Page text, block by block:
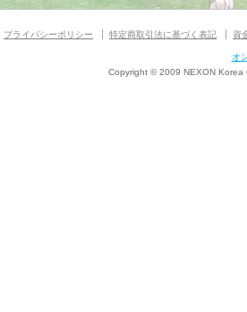
プライバシーポリシー 特定商取引法に基づく表記 資
オ
Copyright © 2009 NEXON Korea